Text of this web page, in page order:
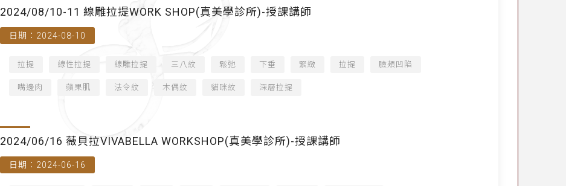
2024/08/10-11 線雕拉提WORK SHOP(真美學診所)-授課講師
日期：2024-08-10
拉提 線性拉提 線雕拉提 三八紋 鬆弛 下垂 緊緻 拉提 臉頰凹陷
嘴邊肉 蘋果肌 法令紋 木偶紋 貓咪紋 深層拉提
2024/06/16 薇貝拉VIVABELLA WORKSHOP(真美學診所)-授課講師
日期：2024-06-16